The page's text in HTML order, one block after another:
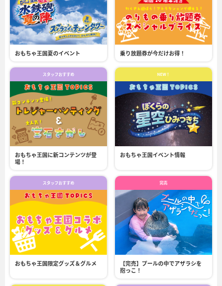
おもちゃ王国夏のイベント 乗り放題券が今だけお得！
スタッフおすすめ
おもちゃ王国に新コンテンツが登
場！
NEW！
おもちゃ王国イベント情報
スタッフおすすめ
おもちゃ王国限定グッズ＆グルメ
完売
【完売】プールの中でアザラシを
抱っこ！